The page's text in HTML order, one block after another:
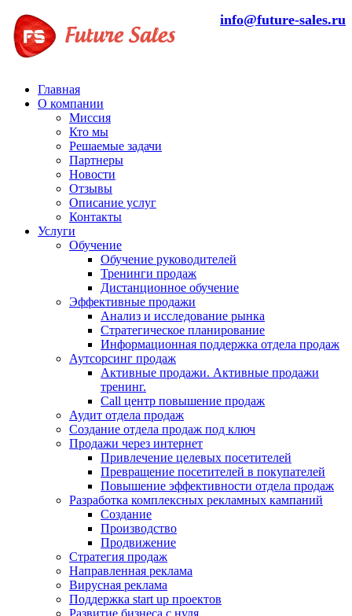
info@future-sales.ru
Главная
О компании
Миссия
Кто мы
Решаемые задачи
Партнеры
Новости
Отзывы
Описание услуг
Контакты
Услуги
Обучение
Обучение руководителей
Тренинги продаж
Дистанционное обучение
Эффективные продажи
Анализ и исследование рынка
Стратегическое планирование
Информационная поддержка отдела продаж
Аутсорсинг продаж
Активные продажи. Активные продажи
тренинг.
Call центр повышение продаж
Аудит отдела продаж
Создание отдела продаж под ключ
Продажи через интернет
Привлечение целевых посетителей
Превращение посетителей в покупателей
Повышение эффективности отдела продаж
Разработка комплексных рекламных кампаний
Создание
Производство
Продвижение
Стратегия продаж
Направленная реклама
Вирусная реклама
Поддержка start up проектов
Развитие бизнеса с нуля